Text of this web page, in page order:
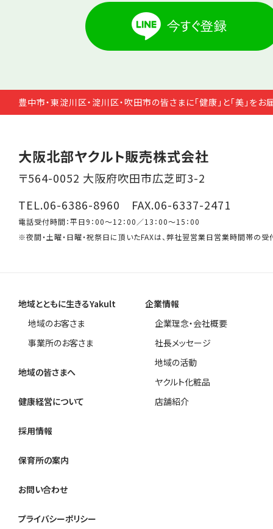
豊中市・東淀川区・淀川区・吹田市の皆さまに「健康」と「美」をお
大阪北部ヤクルト販売株式会社
〒564-0052 大阪府吹田市広芝町3-2
TEL.06-6386-8960 FAX.06-6337-2471
電話受付時間：平日9：00～12：00／13：00～15：00
※夜間・土曜・日曜・祝祭日に頂いたFAXは、弊社翌営業日営業時間帯の受
地域とともに生きるYakult
地域のお客さま
事業所のお客さま
地域の皆さまへ
健康経営について
企業情報
企業理念・会社概要
社長メッセージ
地域の活動
ヤクルト化粧品
店舗紹介
採用情報
保育所の案内
お問い合わせ
プライバシーポリシー